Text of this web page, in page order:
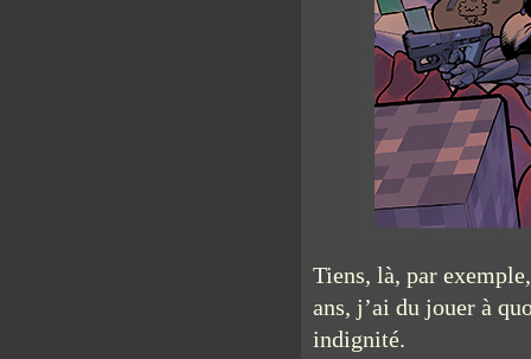
Tiens, là, par
ans, j’ai du jouer à
indignité.